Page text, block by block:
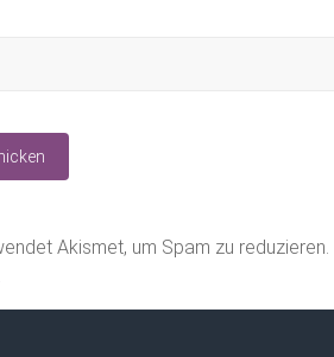
Akismet, um Spam zu reduzieren.